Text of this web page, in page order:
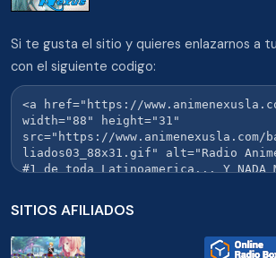
Si te gusta el sitio y quieres enlazarnos a
con el siguiente codigo:
SITIOS AFILIADOS